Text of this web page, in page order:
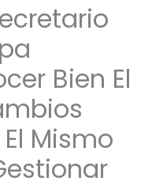
Bien El
Mismo